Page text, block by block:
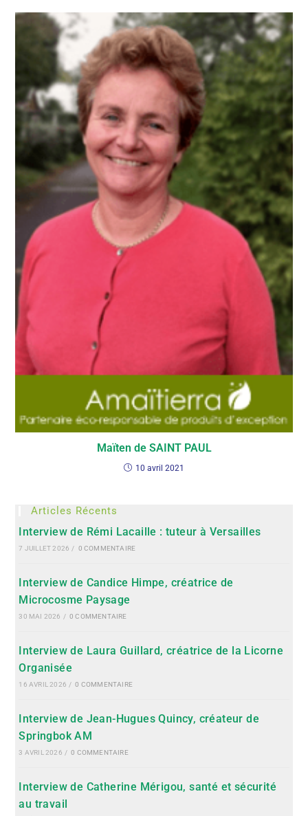
Maïten de SAINT PAUL
10 avril 2021
Articles Récents
Interview de Rémi Lacaille : tuteur à Versailles
7 JUILLET 2026 / 0 COMMENTAIRE
Interview de Candice Himpe, créatrice de
Microcosme Paysage
30 MAI 2026 / 0 COMMENTAIRE
Interview de Laura Guillard, créatrice de la Licorne
Organisée
16 AVRIL 2026 / 0 COMMENTAIRE
Interview de Jean-Hugues Quincy, créateur de
Springbok AM
3 AVRIL 2026 / 0 COMMENTAIRE
Interview de Catherine Mérigou, santé et sécurité
au travail